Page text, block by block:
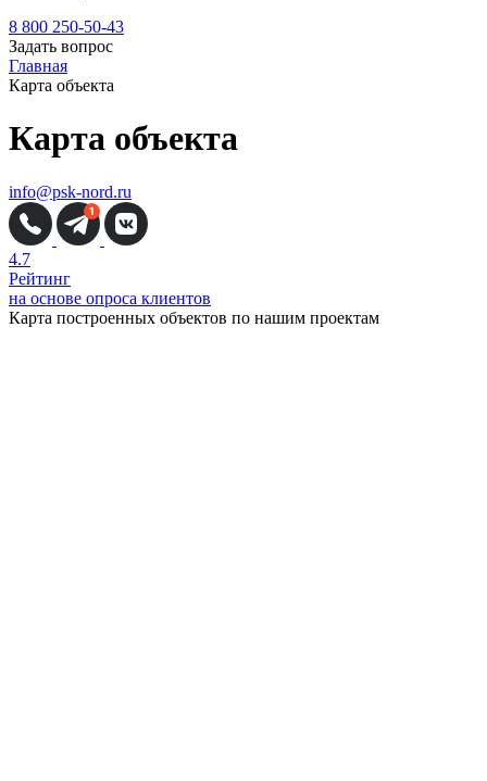
8 800 250-50-43
Задать вопрос
Главная
Карта объекта
Карта объекта
info@psk-nord.ru
4.7
Рейтинг
на основе опроса клиентов
Карта построенных объектов по нашим проектам